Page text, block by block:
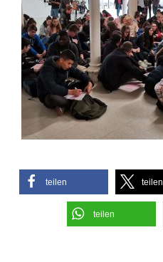
teilen teilen
teilen